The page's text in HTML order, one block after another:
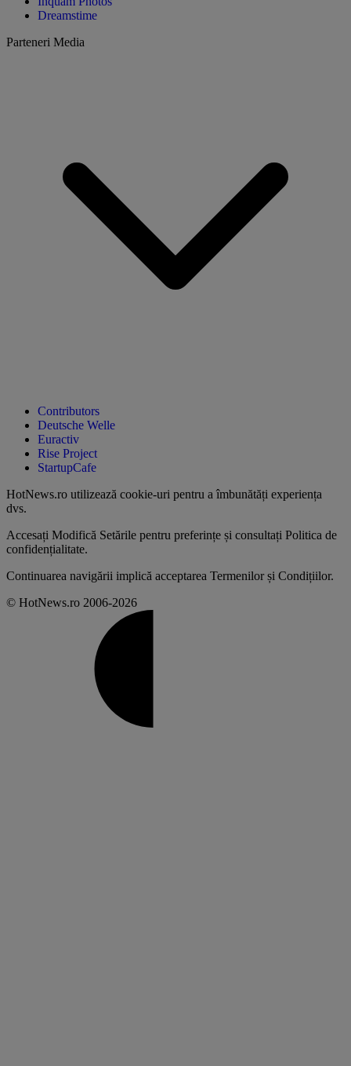
Dreamstime
Parteneri Media
Contributors
Deutsche Welle
Euractiv
Rise Project
StartupCafe
HotNews.ro utilizează cookie-uri pentru a îmbunătăți experiența
dvs.
Accesați Modifică Setările pentru preferințe și consultați Politica de
confidențialitate.
Continuarea navigării implică acceptarea Termenilor și Condițiilor.
© HotNews.ro 2006-2026